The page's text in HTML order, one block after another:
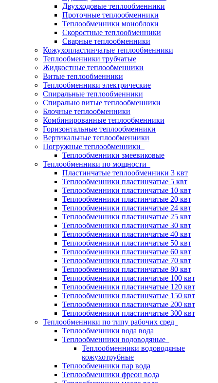
Двухходовые теплообменники
Проточные теплообменники
Теплообменники моноблоки
Скоростные теплообменники
Сварные теплообменники
Кожухопластинчатые теплообменники
Теплообменники трубчатые
Жидкостные теплообменники
Витые теплообменники
Теплообменники электрические
Спиральные теплообменники
Спирально витые теплообменники
Блочные теплообменники
Комбинированные теплообменники
Горизонтальные теплообменники
Вертикальные теплообменники
Погружные теплообменники
Теплообменники змеевиковые
Теплообменники по мощности
Пластинчатые теплообменники 3 квт
Теплообменники пластинчатые 5 квт
Теплообменники пластинчатые 10 квт
Теплообменники пластинчатые 20 квт
Теплообменники пластинчатые 24 квт
Теплообменники пластинчатые 25 квт
Теплообменники пластинчатые 30 квт
Теплообменники пластинчатые 40 квт
Теплообменники пластинчатые 50 квт
Теплообменники пластинчатые 60 квт
Теплообменники пластинчатые 70 квт
Теплообменники пластинчатые 80 квт
Теплообменники пластинчатые 100 квт
Теплообменники пластинчатые 120 квт
Теплообменники пластинчатые 150 квт
Теплообменники пластинчатые 200 квт
Теплообменники пластинчатые 300 квт
Теплообменники по типу рабочих сред
Теплообменники вода вода
Теплообменники водоводяные
Теплообменники водоводяные
кожухотрубные
Теплообменники пар вода
Теплообменники фреон вода